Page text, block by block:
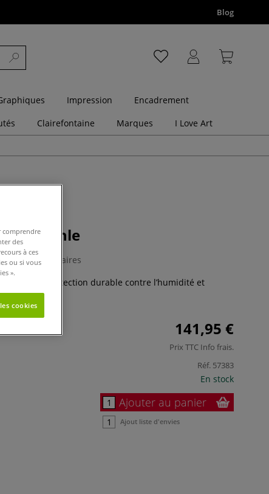
Blog
Impression
Encadrement
Clairefontaine Marques I Love Art
A3 Dahle
0 Commentaires
pour une protection durable contre l’humidité et
141,95 €
Prix TTC Info frais.
Réf. 57383
En stock
Ajouter au panier
Ajout liste d'envies
comprendre
des
à ces
ou si vous
».
cookies